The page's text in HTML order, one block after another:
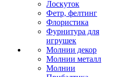
Лоскуток
Фетр, фелтинг
Флористика
Фурнитура для
игрушек
Молнии декор
Молнии металл
Молнии